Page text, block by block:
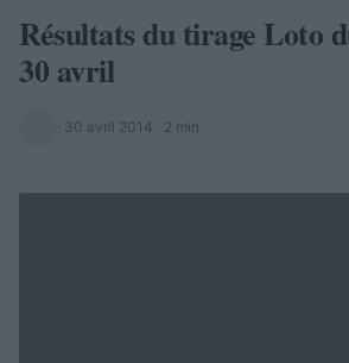
Résultats du tirage Loto
30 avril
· 30 avril 2014 · 2 min